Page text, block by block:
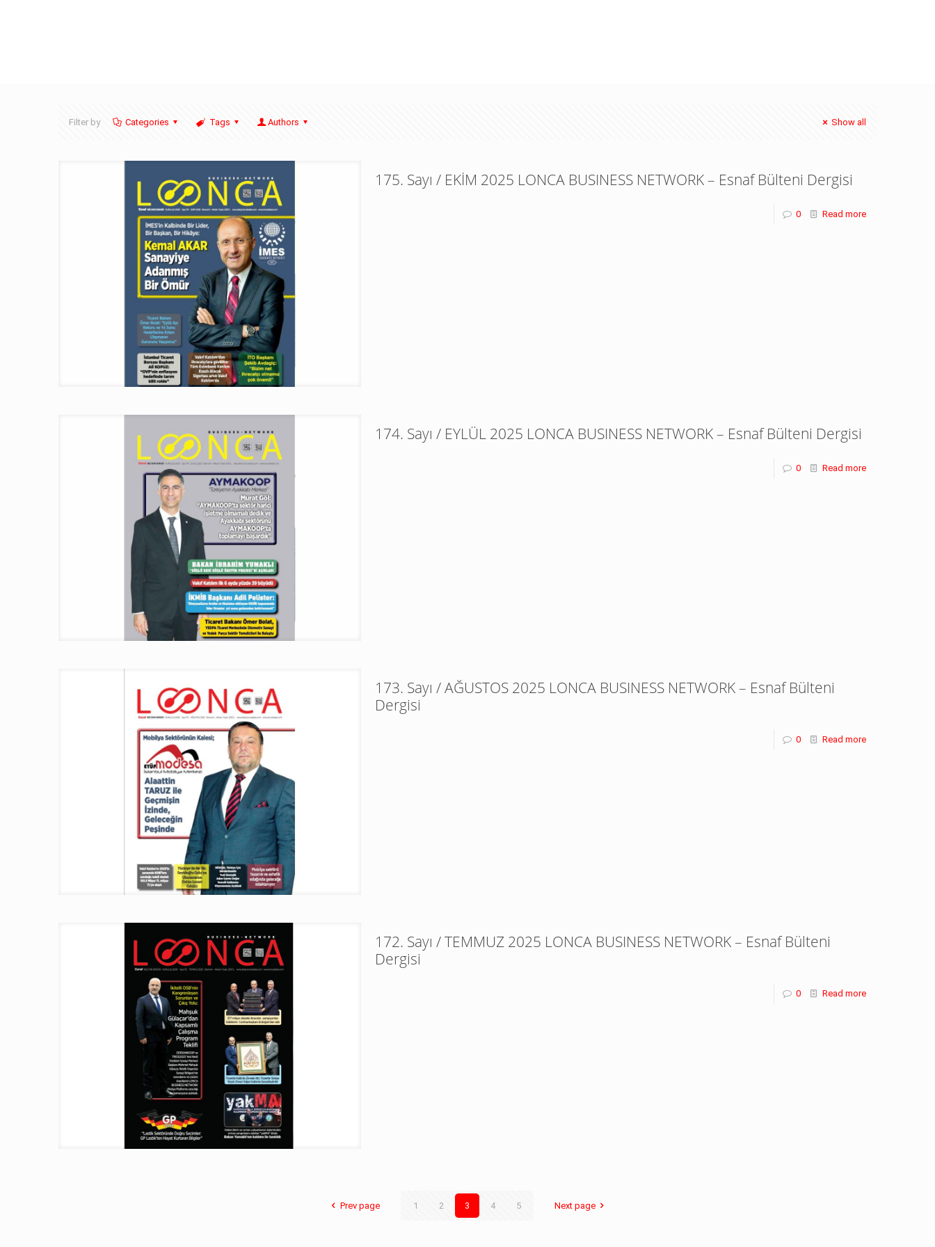
Filter by Categories Tags Authors Show all
175. Sayı / EKİM 2025 LONCA BUSINESS NETWORK – Esnaf Bülteni Dergisi
0 Read more
174. Sayı / EYLÜL 2025 LONCA BUSINESS NETWORK – Esnaf Bülteni Dergisi
0 Read more
173. Sayı / AĞUSTOS 2025 LONCA BUSINESS NETWORK – Esnaf Bülteni
Dergisi
0 Read more
172. Sayı / TEMMUZ 2025 LONCA BUSINESS NETWORK – Esnaf Bülteni
Dergisi
0 Read more
Prev page 1 2 3 4 5 Next page